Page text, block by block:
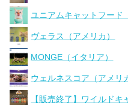
ユニアムキャットフード
ヴェラス（アメリカ）
MONGE（イタリア）
ウェルネスコア（アメリ
【販売終了】ワイルドキ